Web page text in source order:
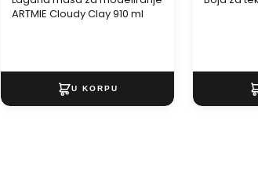
ARTMIE Cloudy Clay 910 ml